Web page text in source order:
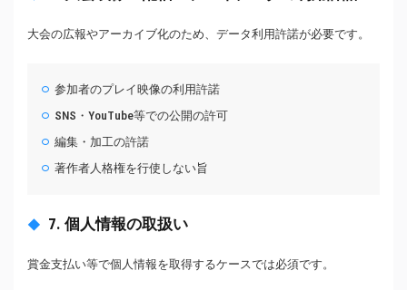
大会の広報やアーカイブ化のため、データ利用許諾が必要です。
参加者のプレイ映像の利用許諾
SNS・YouTube等での公開の許可
編集・加工の許諾
著作者人格権を行使しない旨
7. 個人情報の取扱い
賞金支払い等で個人情報を取得するケースでは必須です。